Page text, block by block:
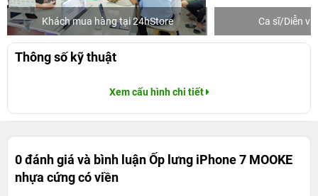
Khách mua hàng tại 24hStore Ca sĩ/Diễn
Thông số kỹ thuật
Xem cấu hình chi tiết
0 đánh giá và bình luậnỐp lưng iPhone 7 MOOKE
nhựa cứng có viền